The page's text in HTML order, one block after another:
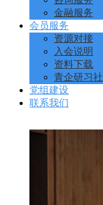
金融服务
会员服务
资源对接
入会说明
资料下载
青企研习社
党组建设
联系我们